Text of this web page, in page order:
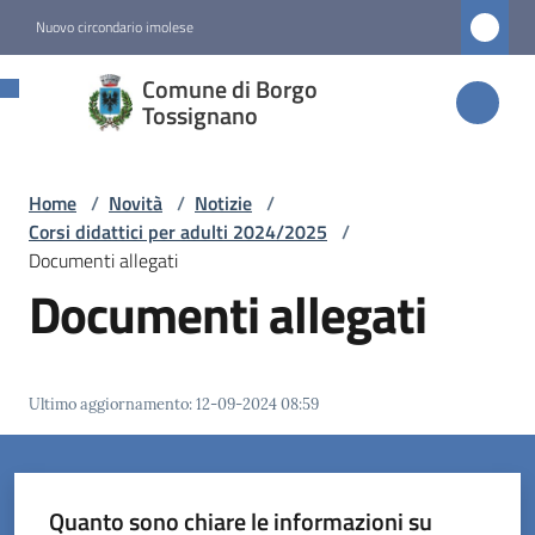
Nuovo circondario imolese
Comune di Borgo
Tossignano
Comune di
Borgo
Amministrazione
Novità
Servizi
Vivere
Borgo
Home / Novità / Notizie /
Corsi didattici per adulti 2024/2025 /
Documenti allegati
Documenti allegati
Ultimo aggiornamento:12-09-2024 08:59
Quanto sono chiare le informazioni su